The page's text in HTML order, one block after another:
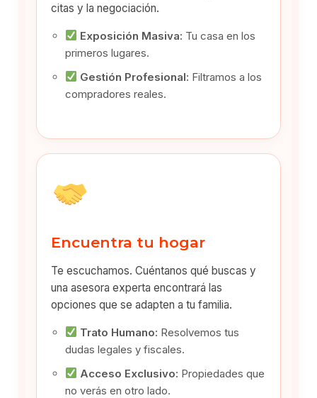
citas y la negociación.
Exposición Masiva: Tu casa en los
primeros lugares.
Gestión Profesional: Filtramos a los
compradores reales.
Encuentra tu hogar
Te escuchamos. Cuéntanos qué buscas y
una asesora experta encontrará las
opciones que se adapten a tu familia.
Trato Humano: Resolvemos tus
dudas legales y fiscales.
Acceso Exclusivo: Propiedades que
no verás en otro lado.